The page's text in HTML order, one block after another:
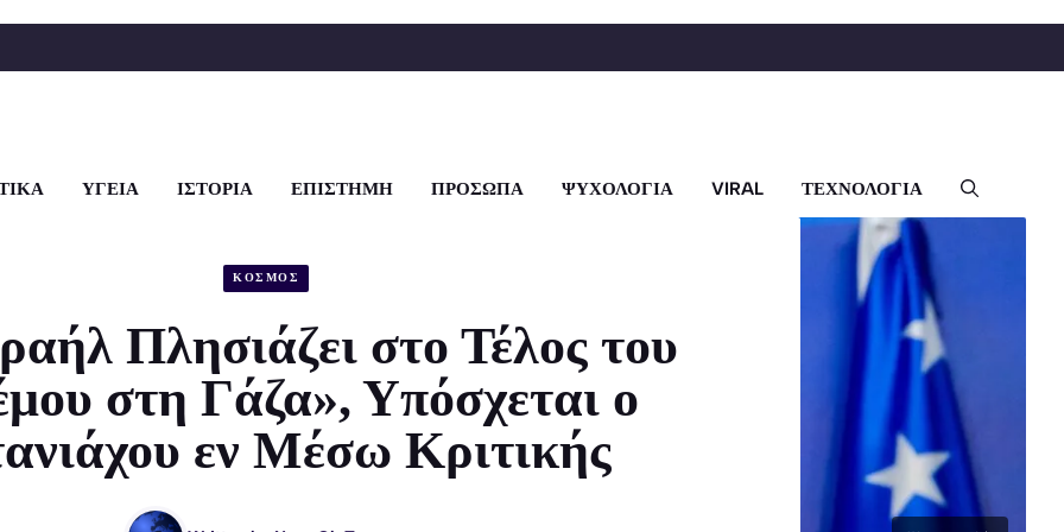
ΥΓΕΙΑ ΙΣΤΟΡΙΑ ΕΠΙΣΤΗΜΗ ΠΡΟΣΩΠΑ ΨΥΧΟΛΟΓΙΑ VIRAL ΤΕΧΝΟΛΟΓΙΑ
ΚΟΣΜΟΣ
Πλησιάζει στο Τέλος του
στη Γάζα», Υπόσχεται ο
εν Μέσω Κριτικής